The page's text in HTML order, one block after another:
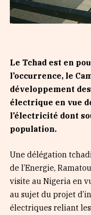
Le Tchad est en
l’occurrence, le
développement
électrique en vue
l’électricité dont
population.
Une délégation
de l’Energie,
visite au Nigeria en
au sujet du projet
électriques reliant